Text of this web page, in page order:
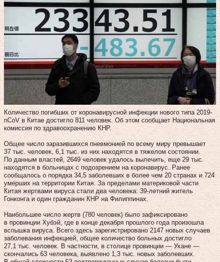
Количество погибших от коронавирусной инфекции нового типа 2019-
nCoV в Китае достигло 811 человек. Об этом сообщает Национальная
комиссия по здравоохранению КНР.
Общее число заразившихся пневмонией по всему миру превышает
37 тыс. человек, 6,1 тыс. из них находятся в тяжелом состоянии.
По данным властей, 2649 человек удалось вылечить, еще 29 тыс.
находятся в больницах с подозрением на коронавирус. Ранее
сообщалось о порядка 34,5 заболевших в более чем 20 странах и 724
умерших на территории Китая. За пределами материковой части
Китая жертвами вируса стали два человека: 39-летний житель
Гонконга и один гражданин КНР на Филиппинах.
Наибольшее число жертв (780 человек) было зафиксировано
в провинции Хубэй, где в конце декабря прошлого года произошла
вспышка вируса. Всего здесь зарегистрировано 2147 новых случаев
заболевания инфекцией, общее количество больных достигло
27,1 тыс. человек. В частности, в столице провинции — Ухане —
скончались 63 человека, выявлено 1,3 тыс. новых заболевших.